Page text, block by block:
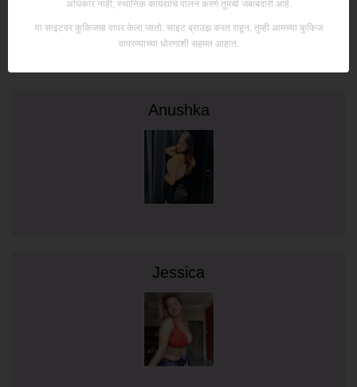
Anushka
Jessica
अधिकार नाही; स्थानिक कायद्यांचे पालन करणे तुमची जबाबदारी आहे.
या साइटवर कुकिजचा वापर केला जातो. साइट ब्राउझ करत राहून, तुम्ही आमच्या कुकिज
वापरण्याच्या धोरणाशी सहमत आहात.